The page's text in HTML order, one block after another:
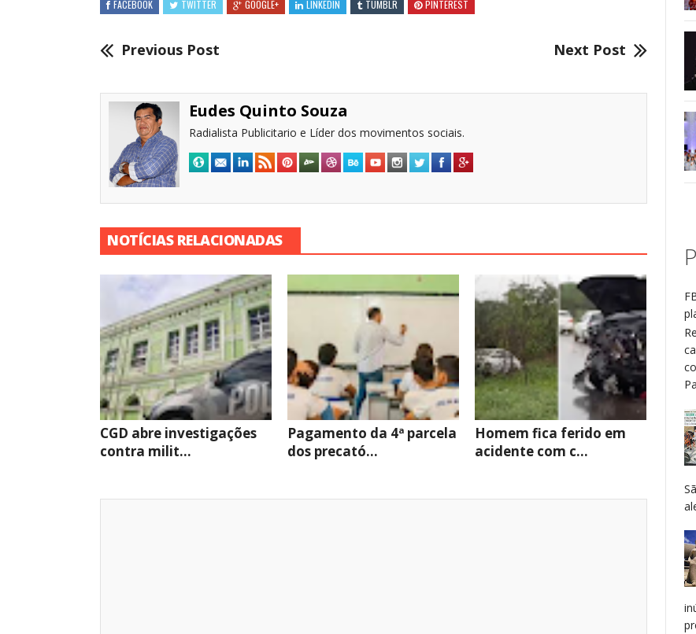
FACEBOOK TWITTER GOOGLE+ LINKEDIN TUMBLR PINTEREST
Previous Post Next Post
Eudes Quinto Souza
Radialista Publicitario e Líder dos movimentos sociais.
NOTÍCIAS RELACIONADAS
CGD abre investigações
contra milit...
Pagamento da 4ª parcela
dos precató...
Homem fica ferido em
acidente com c...